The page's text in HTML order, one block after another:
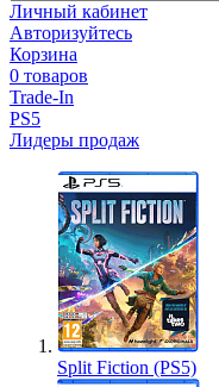
Личный кабинет
Авторизуйтесь
Корзина
0 товаров
Trade-In
PS5
Лидеры продаж
Split Fiction (PS5)